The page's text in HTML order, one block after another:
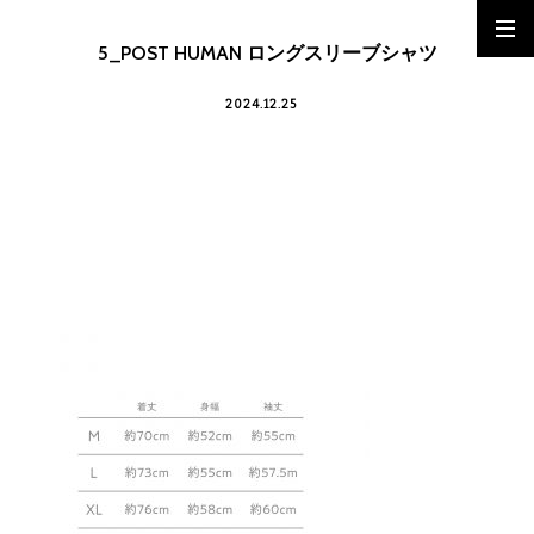
5_POST HUMAN ロングスリーブシャツ
2024.12.25